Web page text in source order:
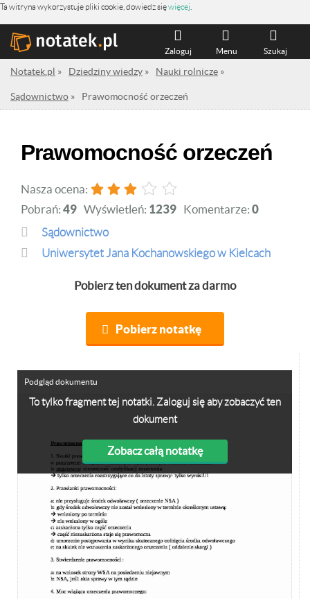
Ta witryna wykorzystuje pliki cookie, dowiedz sięwięcej
Szukaj
Menu
Zaloguj
Notatek.pl » Dziedziny wiedzy » Nauki rolnicze »
Sądownictwo » Prawomocność orzeczeń
Prawomocność orzeczeń
Nasza ocena:
Pobrań: 49 Wyświetleń: 1239 Komentarze: 0
Sądownictwo
Uniwersytet Jana Kochanowskiego w Kielcach
Pobierz ten dokument za darmo
Pobierz notatkę
To tylko fragment tej notatki. Zaloguj się aby zobaczyć ten
dokument
Zobacz całą notatkę
Podgląd dokumentu